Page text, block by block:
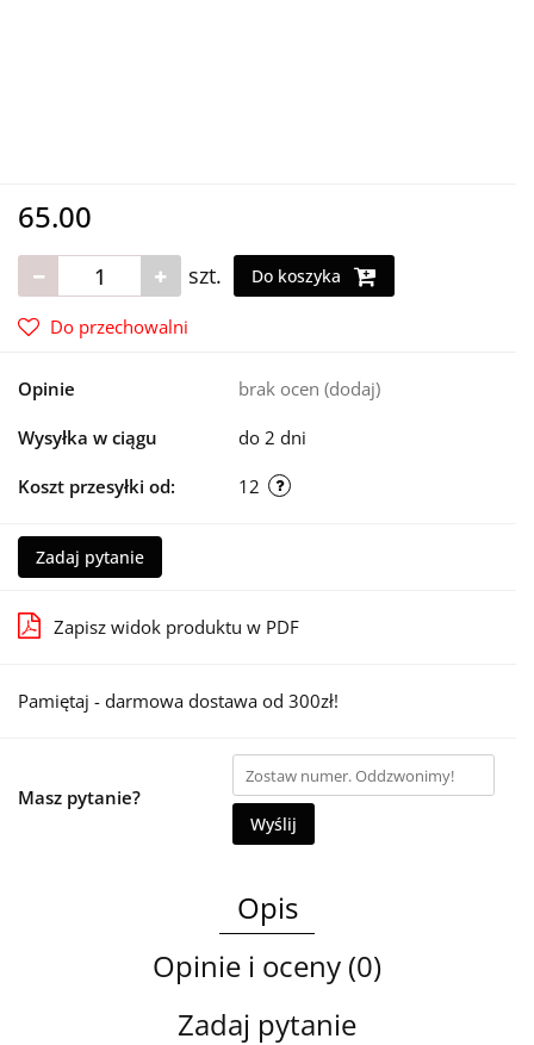
65.00
szt. Do koszyka
Do przechowalni
Opinie brak ocen (dodaj)
Wysyłka w ciągu do 2 dni
Koszt przesyłki od: 12
Zadaj pytanie
Zapisz widok produktu w PDF
Pamiętaj - darmowa dostawa od 300zł!
Masz pytanie?
Wyślij
Opis
Opinie i oceny (0)
Zadaj pytanie